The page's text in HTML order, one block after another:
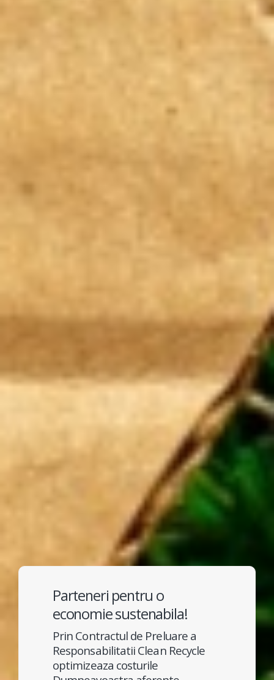
Parteneri pentru o
economie sustenabila!
Prin Contractul de Preluare a
Responsabilitatii Clean Recycle
optimizeaza costurile